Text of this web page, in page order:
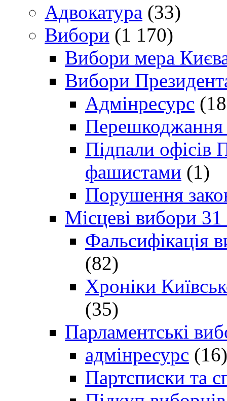
Адвокатура (33)
Вибори (1 170)
Вибори мера
Вибори
Адмінресурс
Перешкоджання
Підпали офісів
фашистами (1)
Порушення
Місцеві вибори
Фальсифікація
(82)
Хроніки
(35)
Парламентські
адмінресурс (16)
Партсписки та